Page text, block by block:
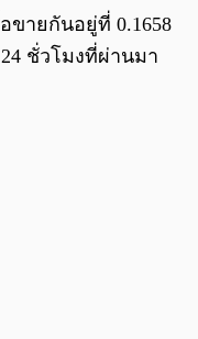
ขายกันอยู่ที่ 0.1658
ชั่วโมงที่ผ่านมา